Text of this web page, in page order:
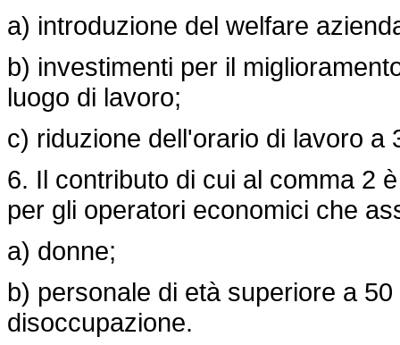
a) introduzione del welfare
b) investimenti per il
luogo di lavoro;
c) riduzione dell'orario di lavoro a
6. Il contributo di cui al comma 2
per gli operatori economici che
a) donne;
b) personale di età superiore a
disoccupazione.